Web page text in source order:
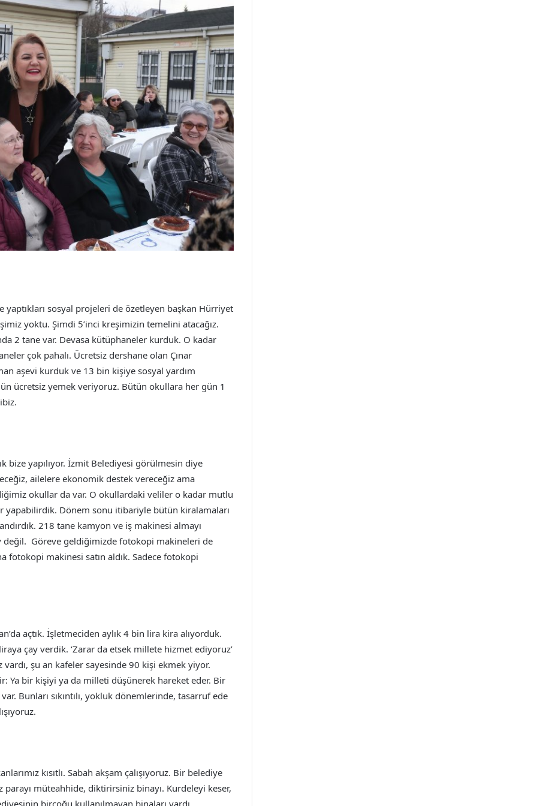
sosyal projeleri de özetleyen başkan Hürriyet
yoktu. Şimdi 5’inci kreşimizin temelini atacağız.
2 tane var. Devasa kütüphaneler kurduk. O kadar
çok pahalı. Ücretsiz dershane olan Çınar
aşevi kurduk ve 13 bin kişiye sosyal yardım
ücretsiz yemek veriyoruz. Bütün okullara her gün 1
bize yapılıyor. İzmit Belediyesi görülmesin diye
ailelere ekonomik destek vereceğiz ama
okullar da var. O okullardaki veliler o kadar mutlu
yapabilirdik. Dönem sonu itibariyle bütün kiralamaları
218 tane kamyon ve iş makinesi almayı
değil. Göreve geldiğimizde fotokopi makineleri de
fotokopi makinesi satın aldık. Sadece fotokopi
açtık. İşletmeciden aylık 4 bin lira kira alıyorduk.
çay verdik. ‘Zarar da etsek millete hizmet ediyoruz’
vardı, şu an kafeler sayesinde 90 kişi ekmek yiyor.
Ya bir kişiyi ya da milleti düşünerek hareket eder. Bir
Bunları sıkıntılı, yokluk dönemlerinde, tasarruf ede
kısıtlı. Sabah akşam çalışıyoruz. Bir belediye
müteahhide, diktirirsiniz binayı. Kurdeleyi keser,